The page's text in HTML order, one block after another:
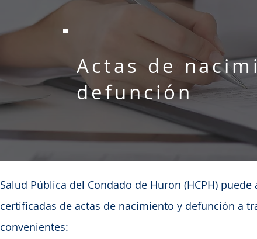
Actas de
defunción
Salud Pública del Condado de Huron (HCPH)
certificadas de actas de nacimiento y defunción a
convenientes: